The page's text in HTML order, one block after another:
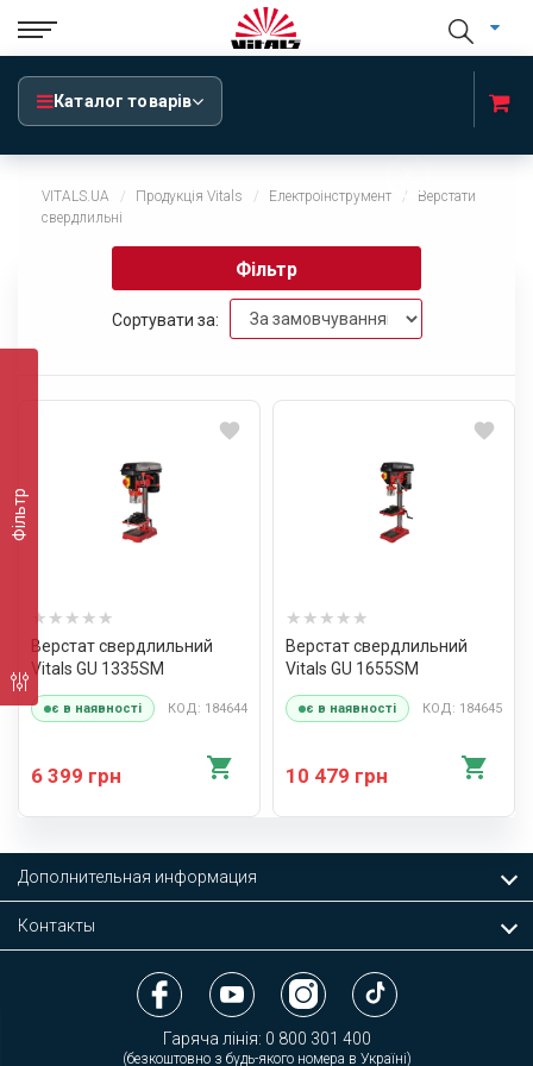
Каталог товарів
VITALS.UA Продукція Vitals Електроінструмент
Верстати
свердлильні
x
Фільтр
Фільтр
Сортувати за:
Верстат свердлильний
Vitals GU 1335SM
є в наявності КОД: 184644
6 399 грн
Верстат свердлильний
Vitals GU 1655SM
є в наявності КОД: 184645
10 479 грн
Дополнительная информация
Контакты
Гаряча лінія: 0 800 301 400
(безкоштовно з будь-якого номера в Україні)